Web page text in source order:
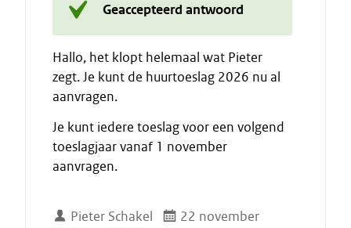
Geaccepteerd antwoord
Hallo, het klopt helemaal wat Pieter
zegt. Je kunt de huurtoeslag 2026 nu al
aanvragen.
Je kunt iedere toeslag voor een volgend
toeslagjaar vanaf 1 november
aanvragen.
Pieter Schakel
22 november